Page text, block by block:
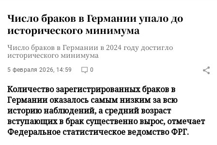
Число браков в Германии упало до
исторического минимума
Число браков в Германии в 2024 году достигло
исторического минимума
5 февраля 2026, 14:59 0
Количество зарегистрированных браков в
Германии оказалось самым низким за всю
историю наблюдений, а средний возраст
вступающих в брак существенно вырос, отмечает
Федеральное статистическое ведомство ФРГ.